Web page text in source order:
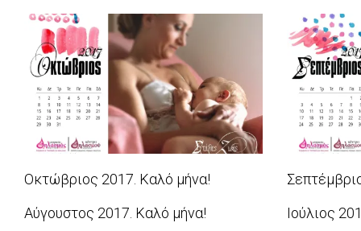
2018-
01-
01
12-
01
Οκτώβριος 2017. Καλό μήνα!
10-
09-
Αύγουστος 2017. Καλό μήνα! Ιούλιος